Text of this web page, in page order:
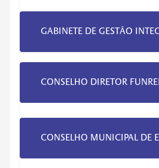
GABINETE DE GESTÃO
CONSELHO DIRETOR
CONSELHO MUNICIPAL DE